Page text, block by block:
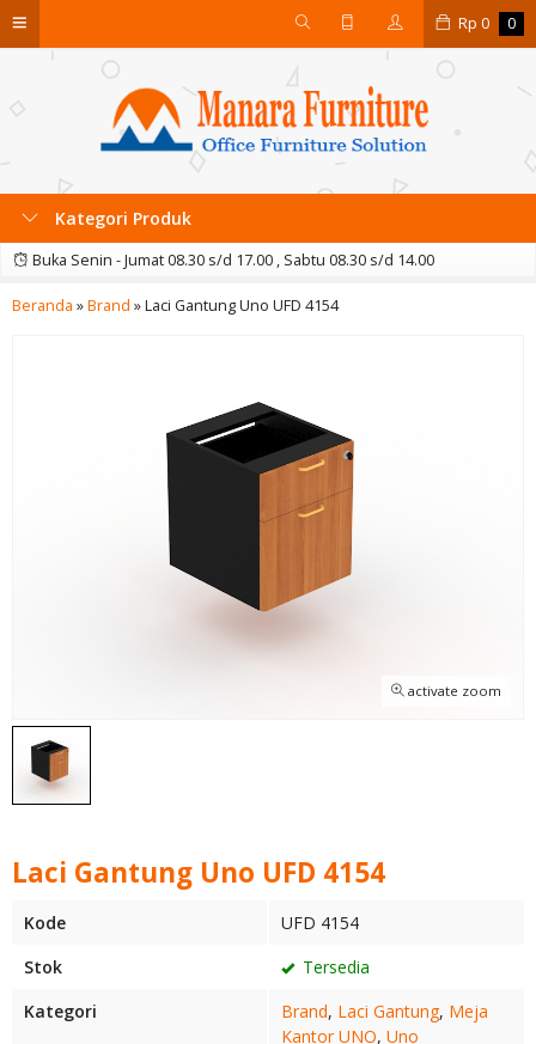
Rp 0 0
Kategori Produk
Buka Senin - Jumat 08.30 s/d 17.00 , Sabtu 08.30 s/d 14.00
Beranda »Brand »Laci Gantung Uno UFD 4154
activate zoom
Laci Gantung Uno UFD 4154
Kode
UFD 4154
Stok
Tersedia
Kategori
Brand, Laci Gantung, Meja
Kantor UNO, Uno